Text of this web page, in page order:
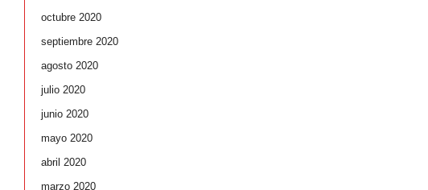
octubre 2020
septiembre 2020
agosto 2020
julio 2020
junio 2020
mayo 2020
abril 2020
marzo 2020